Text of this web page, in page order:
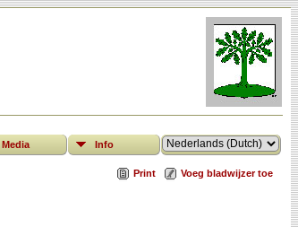
Media Info
Print Voeg bladwijzer toe